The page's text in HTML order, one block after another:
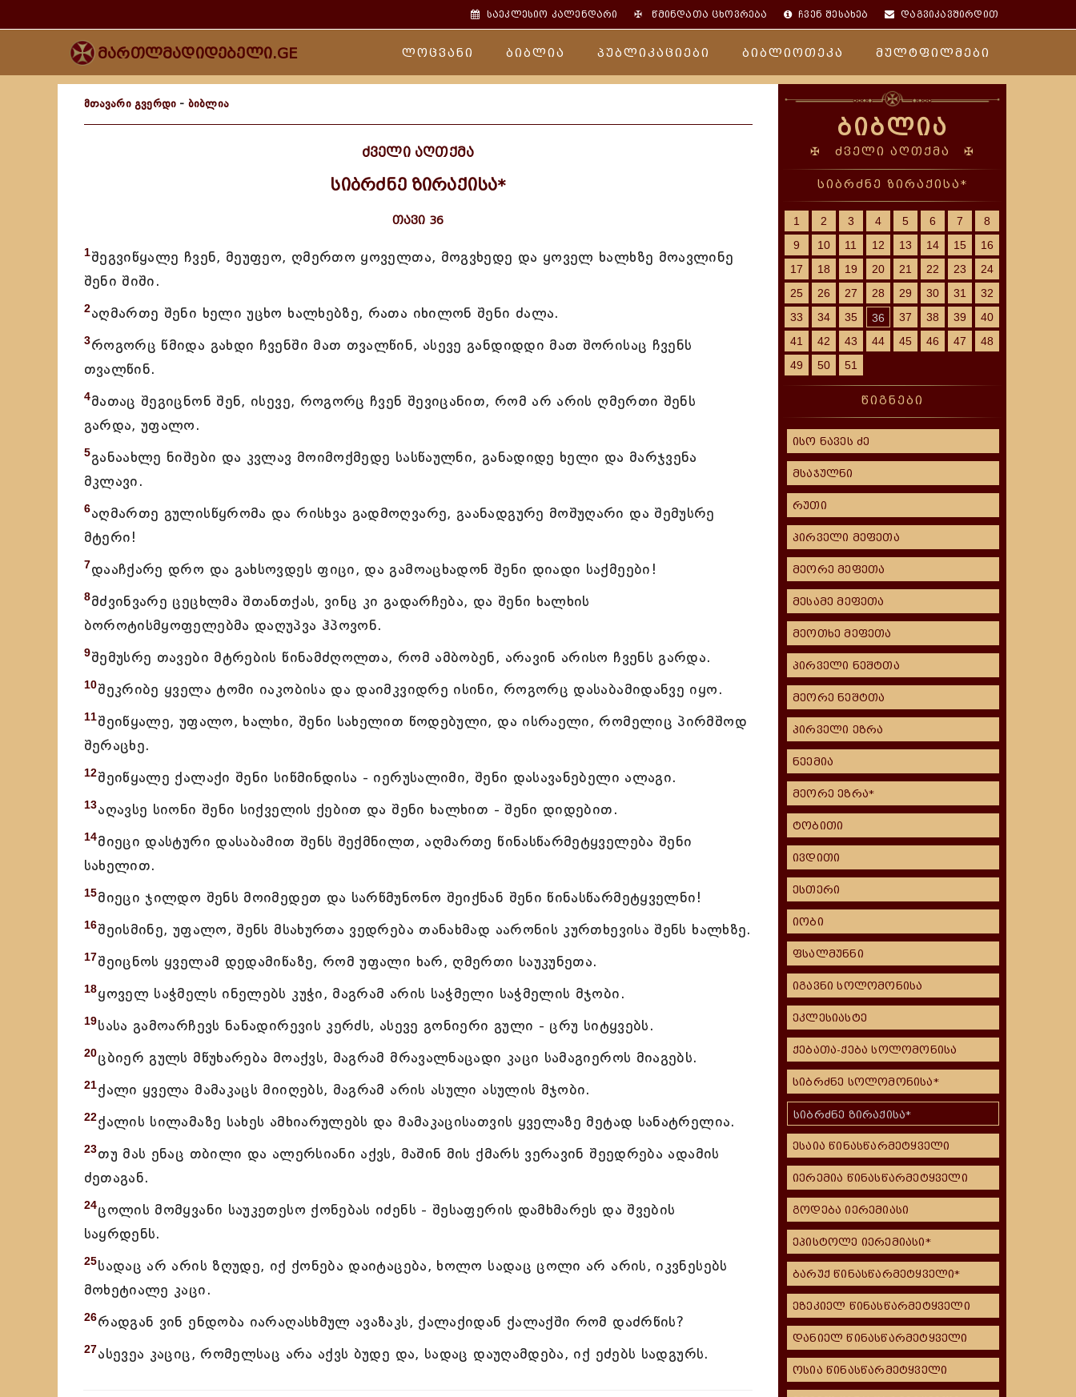
საეკლესიო კალენდარი ✠წმინდათა ცხოვრება ჩვენ შესახებ დაგვიკავშირდით
მართლმადიდებელი.GE ლოცვანი ბიბლია პუბლიკაციები ბიბლიოთეკა მულტფილმები
მთავარი გვერდი - ბიბლია
ძველი აღთქმა
სიბრძნე ზირაქისა*
თავი 36
1შეგვიწყალე ჩვენ, მეუფეო, ღმერთო ყოველთა, მოგვხედე და ყოველ ხალხზე მოავლინე
შენი შიში.
2აღმართე შენი ხელი უცხო ხალხებზე, რათა იხილონ შენი ძალა.
3როგორც წმიდა გახდი ჩვენში მათ თვალწინ, ასევე განდიდდი მათ შორისაც ჩვენს
თვალწინ.
4მათაც შეგიცნონ შენ, ისევე, როგორც ჩვენ შევიცანით, რომ არ არის ღმერთი შენს
გარდა, უფალო.
5განაახლე ნიშები და კვლავ მოიმოქმედე სასწაულნი, განადიდე ხელი და მარჯვენა
მკლავი.
6აღმართე გულისწყრომა და რისხვა გადმოღვარე, გაანადგურე მოშუღარი და შემუსრე
მტერი!
7დააჩქარე დრო და გახსოვდეს ფიცი, და გამოაცხადონ შენი დიადი საქმეები!
8მძვინვარე ცეცხლმა შთანთქას, ვინც კი გადარჩება, და შენი ხალხის
ბოროტისმყოფელებმა დაღუპვა ჰპოვონ.
9შემუსრე თავები მტრების წინამძღოლთა, რომ ამბობენ, არავინ არისო ჩვენს გარდა.
10შეკრიბე ყველა ტომი იაკობისა და დაიმკვიდრე ისინი, როგორც დასაბამიდანვე იყო.
11შეიწყალე, უფალო, ხალხი, შენი სახელით წოდებული, და ისრაელი, რომელიც პირმშოდ
შერაცხე.
12შეიწყალე ქალაქი შენი სიწმინდისა - იერუსალიმი, შენი დასავანებელი ალაგი.
13აღავსე სიონი შენი სიქველის ქებით და შენი ხალხით - შენი დიდებით.
14მიეცი დასტური დასაბამით შენს შექმნილთ, აღმართე წინასწარმეტყველება შენი
სახელით.
15მიეცი ჯილდო შენს მოიმედეთ და სარწმუნონო შეიქნან შენი წინასწარმეტყველნი!
16შეისმინე, უფალო, შენს მსახურთა ვედრება თანახმად აარონის კურთხევისა შენს ხალხზე.
17შეიცნოს ყველამ დედამიწაზე, რომ უფალი ხარ, ღმერთი საუკუნეთა.
18ყოველ საჭმელს ინელებს კუჭი, მაგრამ არის საჭმელი საჭმელის მჯობი.
19სასა გამოარჩევს ნანადირევის კერძს, ასევე გონიერი გული - ცრუ სიტყვებს.
20ცბიერ გულს მწუხარება მოაქვს, მაგრამ მრავალნაცადი კაცი სამაგიეროს მიაგებს.
21ქალი ყველა მამაკაცს მიიღებს, მაგრამ არის ასული ასულის მჯობი.
22ქალის სილამაზე სახეს ამხიარულებს და მამაკაცისათვის ყველაზე მეტად სანატრელია.
23თუ მას ენაც თბილი და ალერსიანი აქვს, მაშინ მის ქმარს ვერავინ შეედრება ადამის
ძეთაგან.
24ცოლის მომყვანი საუკეთესო ქონებას იძენს - შესაფერის დამხმარეს და შვების
საყრდენს.
25სადაც არ არის ზღუდე, იქ ქონება დაიტაცება, ხოლო სადაც ცოლი არ არის, იკვნესებს
მოხეტიალე კაცი.
26რადგან ვინ ენდობა იარაღასხმულ ავაზაკს, ქალაქიდან ქალაქში რომ დაძრწის?
27ასევეა კაციც, რომელსაც არა აქვს ბუდე და, სადაც დაუღამდება, იქ ეძებს სადგურს.
ბიბლია
✠ ძველი აღთქმა ✠
სიბრძნე ზირაქისა*
1 2 3 4 5 6 7
8
9
10 11 12 13 14 15
16
17
18 19 20 21 22 23
24
25
26 27 28 29 30 31
32
33
34 35 36 37 38 39
40
41
42 43 44 45 46 47
48
49
50 51
წიგნები
ისო ნავეს ძე
მსაჯულნი
რუთი
პირველი მეფეთა
მეორე მეფეთა
მესამე მეფეთა
მეოთხე მეფეთა
პირველი ნეშტთა
მეორე ნეშტთა
პირველი ეზრა
ნეემია
მეორე ეზრა*
ტობითი
ივდითი
ესთერი
იობი
ფსალმუნნი
იგავნი სოლომონისა
ეკლესიასტე
ქებათა-ქება სოლომონისა
სიბრძნე სოლომონისა*
სიბრძნე ზირაქისა*
ესაია წინასწარმეტყველი
იერემია წინასწარმეტყველი
გოდება იერემიასი
ეპისტოლე იერემიასი*
ბარუქ წინასწარმეტყველი*
ეზეკიელ წინასწარმეტყველი
დანიელ წინასწარმეტყველი
ოსია წინასწარმეტყველი